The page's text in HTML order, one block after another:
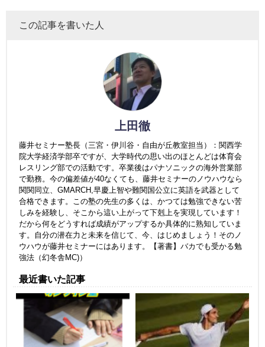
この記事を書いた人
上田徹
藤井セミナー塾長（三宮・伊川谷・自由が丘教室担当）：関西学
院大学経済学部卒ですが、大学時代の思い出のほとんどは体育会
レスリング部での活動です。卒業後はパナソニックの海外営業部
で勤務。今の偏差値が40なくても、藤井セミナーのノウハウなら
関関同立、GMARCH,早慶上智や難関国公立に英語を武器として
合格できます。この塾の先生の多くは、かつては勉強できない苦
しみを経験し、そこから這い上がって下剋上を実現しています！
だから何をどうすれば成績がアップするか具体的に熟知していま
す。自分の潜在力と未来を信じて、今、はじめましょう！そのノ
ウハウが藤井セミナーにはあります。【著書】バカでも受かる勉
強法（幻冬舎MC)）
最近書いた記事